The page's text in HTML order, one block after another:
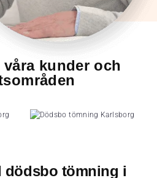
kunder och
dödsbo tömning i